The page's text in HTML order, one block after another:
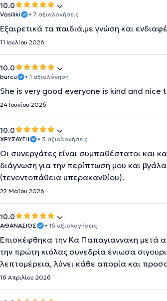
10.0
Vasiliki • 7 αξιολογήσεις
Εξαιρετικά τα παιδιά,με γνώση και
11 Ιουλίου 2026
10.0
burcu • 1 αξιολόγηση
She is very good everyone is kind and nice
24 Ιουνίου 2026
10.0
ΧΡΥΣΑΥΓΗ • 3 αξιολογήσεις
Οι συνεργάτες είναι συμπαθέστατοι και
διάγνωση για την περίπτωση μου και
(τενοντοπάθεια υπερακανθίου).
22 Μαΐου 2026
10.0
ΑΘΑΝΑΣΙΟΣ • 16 αξιολογήσεις
Επισκέφθηκα την Κα Παπαγιαννακη μετά
την πρώτη κιόλας συνεδρία ένιωσα
λεπτομέρεια, λύνει κάθε απορία και
16 Απριλίου 2026